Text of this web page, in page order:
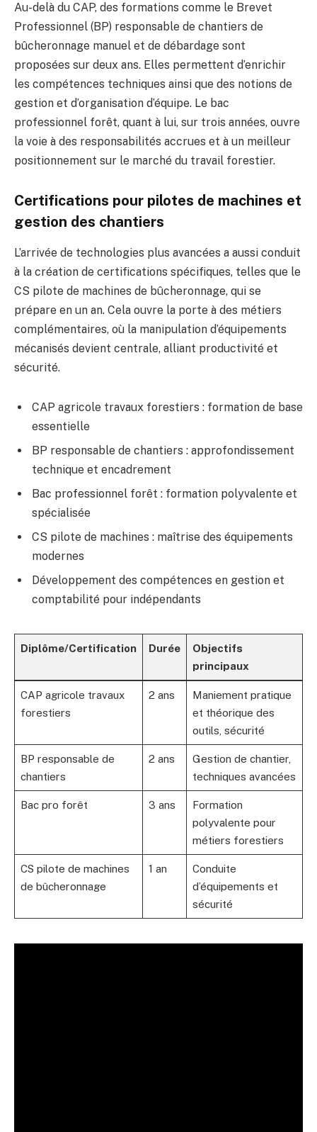
Au-delà du CAP, des formations comme le Brevet
Professionnel (BP) responsable de chantiers de
bûcheronnage manuel et de débardage sont
proposées sur deux ans. Elles permettent d’enrichir
les compétences techniques ainsi que des notions de
gestion et d’organisation d’équipe. Le bac
professionnel forêt, quant à lui, sur trois années, ouvre
la voie à des responsabilités accrues et à un meilleur
positionnement sur le marché du travail forestier.
Certifications pour pilotes de machines et
gestion des chantiers
L’arrivée de technologies plus avancées a aussi conduit
à la création de certifications spécifiques, telles que le
CS pilote de machines de bûcheronnage, qui se
prépare en un an. Cela ouvre la porte à des métiers
complémentaires, où la manipulation d’équipements
mécanisés devient centrale, alliant productivité et
sécurité.
CAP agricole travaux forestiers : formation de base
essentielle
BP responsable de chantiers : approfondissement
technique et encadrement
Bac professionnel forêt : formation polyvalente et
spécialisée
CS pilote de machines : maîtrise des équipements
modernes
Développement des compétences en gestion et
comptabilité pour indépendants
Diplôme/Certification Durée
Objectifs
principaux
CAP agricole travaux
forestiers
2 ans
Maniement pratique
et théorique des
outils, sécurité
BP responsable de
chantiers
2 ans
Gestion de chantier,
techniques avancées
Bac pro forêt 3 ans
Formation
polyvalente pour
métiers forestiers
CS pilote de machines
de bûcheronnage
1 an
Conduite
d’équipements et
sécurité